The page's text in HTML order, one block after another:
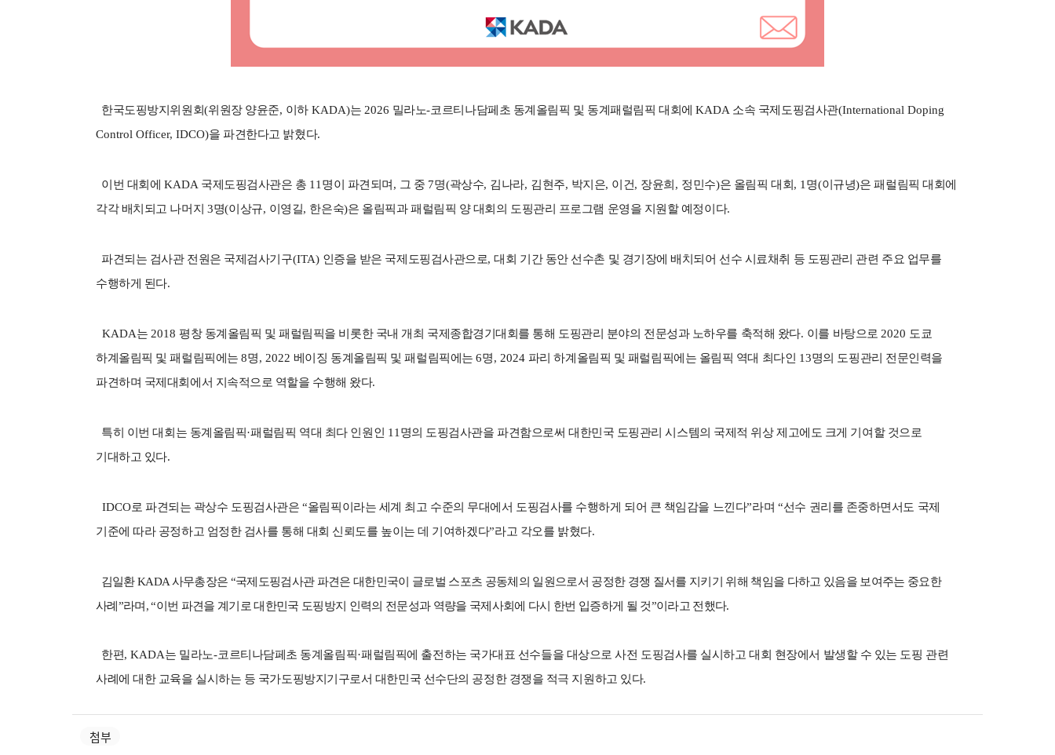
한국도핑방지위원회(위원장 양윤준, 이하 KADA)는 2026 밀라노-코르티나담페초 동계올림픽 및 동계패럴림픽 대회에KADA 소속 국제도핑검사관(International Doping
Control Officer, IDCO)을 파견한다고 밝혔다.
이번 대회에 KADA 국제도핑검사관은 총 11 명이 파견되며 , 그 중 7명(곽상수, 김나라, 김현주, 박지은, 이건, 장윤희 , 정민수)은 올림픽 대회 , 1 명(이규녕)은 패럴림픽 대회에
각각 배치되고 나머지 3명(이상규, 이영길, 한은숙)은 올림픽과 패럴림픽 양 대회의 도핑관리 프로그램 운영을 지원할 예정이다.
파견되는 검사관 전원은 국제검사기구(ITA) 인증을 받은 국제도핑검사관으로,대회 기간 동안 선수촌 및 경기장에 배치되어 선수 시료채취 등 도핑관리 관련 주요 업무를
수행하게 된다.
KADA는 2018 평창 동계올림픽 및 패럴림픽을 비롯한 국내 개최 국제종합경기대회를 통해 도핑관리 분야의 전문성과 노하우를 축적해 왔다. 이를 바탕으로 2020 도쿄
하계올림픽 및 패럴림픽에는8명, 2022 베이징 동계올림픽 및 패럴림픽에는6명, 2024 파리 하계올림픽 및 패럴림픽에는 올림픽 역대 최다인 13명의 도핑관리 전문인력을
파견하며 국제대회에서 지속적으로 역할을 수행해 왔다.
특히 이번 대회는 동계올림픽·패럴림픽 역대 최다 인원인 11 명의 도핑검사관을 파견함으로써 대한민국 도핑관리 시스템의 국제적 위상 제고에도 크게 기여할 것으로
기대하고 있다.
IDCO로 파견되는 곽상수 도핑검사관은 “올림픽이라는 세계 최고 수준의 무대에서 도핑검사를 수행하게 되어 큰 책임감을 느낀다”라며 “선수 권리를 존중하면서도 국제
기준에 따라 공정하고 엄정한 검사를 통해 대회 신뢰도를 높이는 데 기여하겠다”라고 각오를 밝혔다.
김일환KADA사무총장은 “국제도핑검사관 파견은 대한민국이 글로벌 스포츠 공동체의 일원으로서 공정한 경쟁 질서를 지키기 위해 책임을 다하고 있음을 보여주는 중요한
사례 ”라며 , “이번 파견을 계기로 대한민국 도핑방지 인력의 전문성과 역량을 국제사회에 다시 한번 입증하게 될 것”이라고 전했다.
한편, KADA는 밀라노-코르티나담페초 동계올림픽·패럴림픽에 출전하는 국가대표 선수들을 대상으로 사전 도핑검사를 실시하고 대회 현장에서 발생할 수 있는 도핑 관련
사례에 대한 교육을 실시하는 등 국가도핑방지기구로서 대한민국 선수단의 공정한 경쟁을 적극 지원하고 있다.
첨부